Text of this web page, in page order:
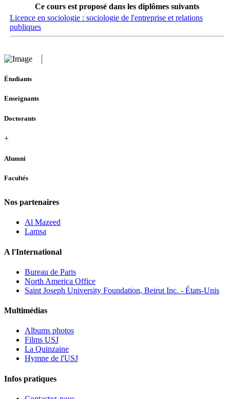
Ce cours est proposé dans les diplômes suivants
Licence en sociologie : sociologie de l'entreprise et relations
publiques
Étudiants
Enseignants
Doctorants
+
Alumni
Facultés
Nos partenaires
Al Mazeed
Lamsa
A l'International
Bureau de Paris
North America Office
Saint Joseph University Foundation, Beirut Inc. - États-Unis
Multimédias
Albums photos
Films USJ
La Quinzaine
Hymne de l'USJ
Infos pratiques